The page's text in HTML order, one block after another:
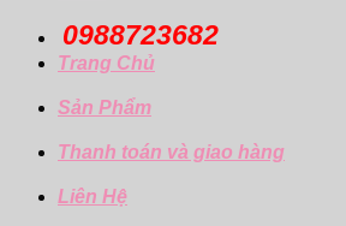
0988723682
Trang Chủ
Sản Phẩm
Thanh toán và giao hàng
Liên Hệ